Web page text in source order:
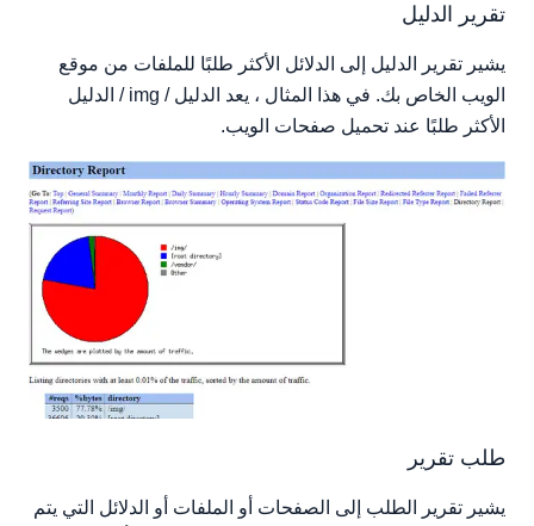
تقرير الدليل
يشير تقرير الدليل إلى الدلائل الأكثر طلبًا للملفات من موقع
الويب الخاص بك. في هذا المثال ، يعد الدليل / img / الدليل
الأكثر طلبًا عند تحميل صفحات الويب.
طلب تقرير
يشير تقرير الطلب إلى الصفحات أو الملفات أو الدلائل التي يتم